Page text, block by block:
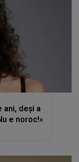
ani, deși a
e noroc!»